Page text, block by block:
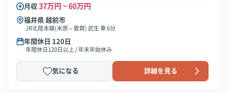
月収 37万円 ~ 60万円
福井県 越前市
JR北陸本線(米原～敦賀) 武生 車 6分
年間休日 120日
年間休日120日以上 / 年末年始休み
気になる 詳細を見る